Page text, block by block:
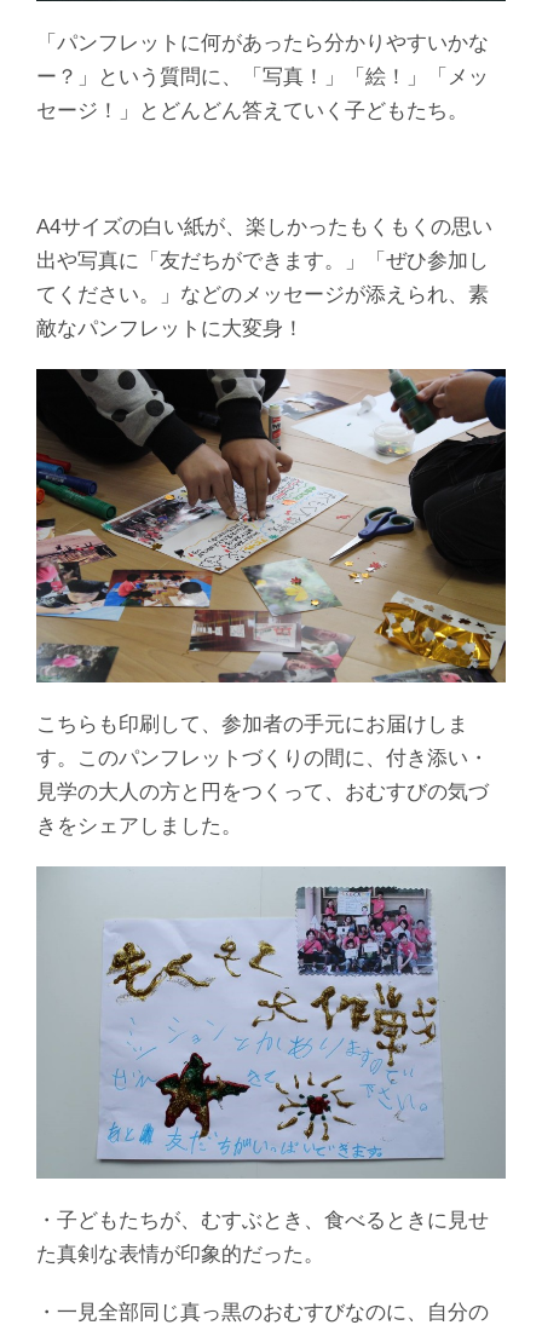
「パンフレットに何があったら分かりやすいかな
ー？」という質問に、「写真！」「絵！」「メッ
セージ！」とどんどん答えていく子どもたち。
A4サイズの白い紙が、楽しかったもくもくの思い
出や写真に「友だちができます。」「ぜひ参加し
てください。」などのメッセージが添えられ、素
敵なパンフレットに大変身！
こちらも印刷して、参加者の手元にお届けしま
す。このパンフレットづくりの間に、付き添い・
見学の大人の方と円をつくって、おむすびの気づ
きをシェアしました。
・子どもたちが、むすぶとき、食べるときに見せ
た真剣な表情が印象的だった。
・一見全部同じ真っ黒のおむすびなのに、自分の